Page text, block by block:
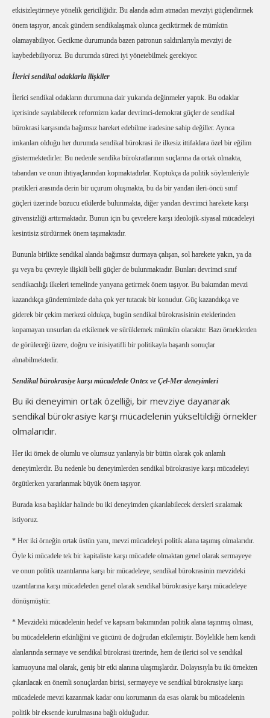
etkisizleştirmeye yönelik gericiliğidir. Bu alanda adım atmadan mevziyi güçlendirmek
önem taşıyor, ancak gündem sendikalaşmak olunca geciktirmek de mümkün
olamayabiliyor. Gecikme durumunda bazen patronun saldırılarıyla mevziyi de
kaybedebiliyoruz. Bu durumda süreci iyi yönetebilmek gerekiyor.
İlerici sendikal odaklarla ilişkiler
İlerici sendikal odakların durumuna dair yukarıda değinmeler yaptık. Bu odaklar
içerisinde sayılabilecek reformizm kadar devrimci-demokrat güçler de sendikal
bürokrasi karşısında bağımsız hareket edebilme iradesine sahip değiller. Ayrıca
imkanları olduğu her durumda sendikal bürokrasi ile ilkesiz ittifaklara özel bir eğilim
göstermektedirler. Bu nedenle sendika bürokratlarının suçlarına da ortak olmakta,
tabandan ve onun ihtiyaçlarından kopmaktadırlar. Koptukça da politik söylemleriyle
pratikleri arasında derin bir uçurum oluşmakta, bu da bir yandan ileri-öncü sınıf
güçleri üzerinde bozucu etkilerde bulunmakta, diğer yandan devrimci harekete karşı
güvensizliği arttırmaktadır. Bunun için bu çevrelere karşı ideolojik-siyasal mücadeleyi
kesintisiz sürdürmek önem taşımaktadır.
Bununla birlikte sendikal alanda bağımsız durmaya çalışan, sol harekete yakın, ya da
şu veya bu çevreyle ilişkili belli güçler de bulunmaktadır. Bunları devrimci sınıf
sendikacılığı ilkeleri temelinde yanyana getirmek önem taşıyor. Bu bakımdan mevzi
kazandıkça gündemimizde daha çok yer tutacak bir konudur. Güç kazandıkça ve
giderek bir çekim merkezi oldukça, bugün sendikal bürokrasisinin eteklerinden
kopamayan unsurları da etkilemek ve sürüklemek mümkün olacaktır. Bazı örneklerden
de görüleceği üzere, doğru ve inisiyatifli bir politikayla başarılı sonuçlar
alınabilmektedir.
Sendikal bürokrasiye karşı mücadelede Ontex ve Çel-Mer deneyimleri
Bu iki deneyimin ortak özelliği, bir mevziye dayanarak
sendikal bürokrasiye karşı mücadelenin yükseltildiği örnekler
olmalarıdır.
Her iki örnek de olumlu ve olumsuz yanlarıyla bir bütün olarak çok anlamlı
deneyimlerdir. Bu nedenle bu deneyimlerden sendikal bürokrasiye karşı mücadeleyi
örgütlerken yararlanmak büyük önem taşıyor.
Burada kısa başlıklar halinde bu iki deneyimden çıkarılabilecek dersleri sıralamak
istiyoruz.
* Her iki örneğin ortak üstün yanı, mevzi mücadeleyi politik alana taşımış olmalarıdır.
Öyle ki mücadele tek bir kapitaliste karşı mücadele olmaktan genel olarak sermayeye
ve onun politik uzantılarına karşı bir mücadeleye, sendikal bürokrasinin mevzideki
uzantılarına karşı mücadeleden genel olarak sendikal bürokrasiye karşı mücadeleye
dönüşmüştür.
* Mevzideki mücadelenin hedef ve kapsam bakımından politik alana taşınmış olması,
bu mücadelelerin etkinliğini ve gücünü de doğrudan etkilemiştir. Böylelikle hem kendi
alanlarında sermaye ve sendikal bürokrasi üzerinde, hem de ilerici sol ve sendikal
kamuoyuna mal olarak, geniş bir etki alanına ulaşmışlardır. Dolayısıyla bu iki örnekten
çıkarılacak en önemli sonuçlardan birisi, sermayeye ve sendikal bürokrasiye karşı
mücadelede mevzi kazanmak kadar onu korumanın da esas olarak bu mücadelenin
politik bir eksende kurulmasına bağlı olduğudur.